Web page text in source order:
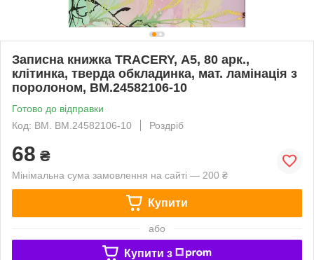
Записна книжка TRACERY, А5, 80 арк.,
клітинка, тверда обкладинка, мат. ламінація з
поролоном, BM.24582106-10
Готово до відправки
Код: BM. BM.24582106-10
Роздріб
68 ₴
Мінімальна сума замовлення на сайті — 200 ₴
Купити
або
Купити з